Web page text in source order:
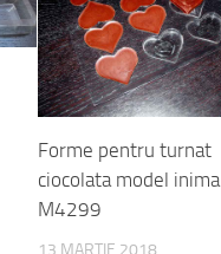
Forme pentru turnat
ciocolata model inima
M4299